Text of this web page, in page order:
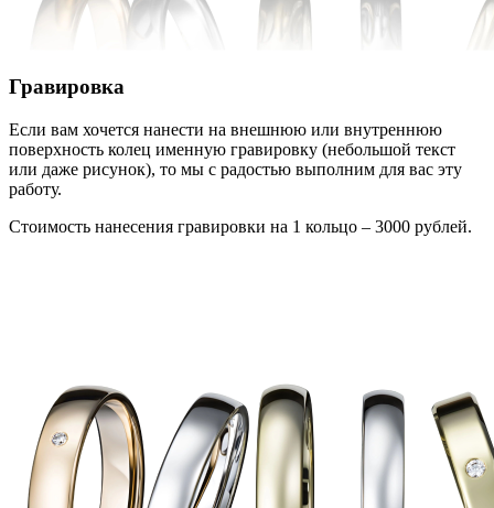
Гравировка
Если вам хочется нанести на внешнюю или внутреннюю
поверхность колец именную гравировку (небольшой текст
или даже рисунок), то мы с радостью выполним для вас эту
работу.
Стоимость нанесения гравировки на 1 кольцо – 3000 рублей.